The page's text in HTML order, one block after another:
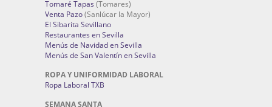
Tomaré Tapas (Tomares)
Venta Pazo(Sanlúcar la Mayor)
El Sibarita Sevillano
Restaurantes en Sevilla
Menús de Navidad en Sevilla
Menús de San Valentín en Sevilla
ROPA Y UNIFORMIDAD LABORAL
Ropa Laboral TXB
SEMANA SANTA